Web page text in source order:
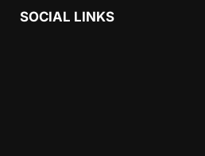
SOCIAL LINKS